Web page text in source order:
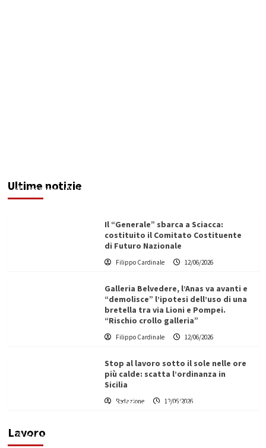
Ultime notizie
Redazione 12/06/2026
Il “Generale” sbarca a Sciacca:
costituito il Comitato Costituente
di Futuro Nazionale
Filippo Cardinale 12/06/2026
Galleria Belvedere, l’Anas va avanti e
“demolisce” l’ipotesi dell’uso di una
bretella tra via Lioni e Pompei.
“Rischio crollo galleria”
Filippo Cardinale 12/06/2026
Stop al lavoro sotto il sole nelle ore
più calde: scatta l’ordinanza in
Sicilia
Redazione 12/06/2026
Lavoro
Vino in Italia: il giro d’affari contribuisce
Filippo Cardinale